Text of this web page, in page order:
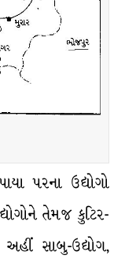
પરના ઉદ્યોગો
તેમજ કુટિર-
સાબુ-ઉદ્યોગ,